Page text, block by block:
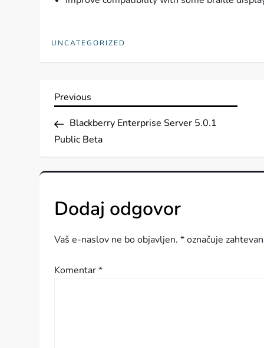
UNCATEGORIZED
N
a
g
a
c
Previous
Previous
Blackberry Enterprise Server 5.0.1
Public Beta
Dodaj odgovor
Vaš e-naslov ne bo objavljen. *označuje
Komentar*